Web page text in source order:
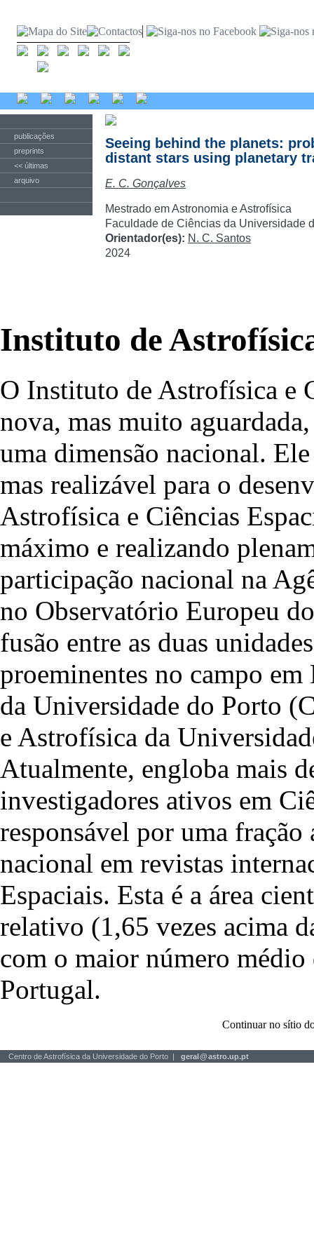
publicações
preprints
<< últimas
arquivo
Seeing behind the planets:
distant stars using planetary
E. C. Gonçalves
Mestrado em Astronomia e Astrofísica
Faculdade de Ciências da Universidade
Orientador(es): N. C. Santos
2024
Instituto de
O Instituto de Astrofísica e
nova, mas muito
uma dimensão nacional.
mas realizável para o
Astrofísica e Ciências
máximo e realizando
participação nacional na
no Observatório Europeu
fusão entre as duas
proeminentes no campo
da Universidade do Porto
e Astrofísica da
Atualmente, engloba mais
investigadores ativos em
responsável por uma
nacional em revistas
Espaciais. Esta é a área
relativo (1,65 vezes acima
com o maior número
Portugal.
Continuar no sítio
Centro de Astrofísica da Universidade do Porto | geral@astro.up.pt